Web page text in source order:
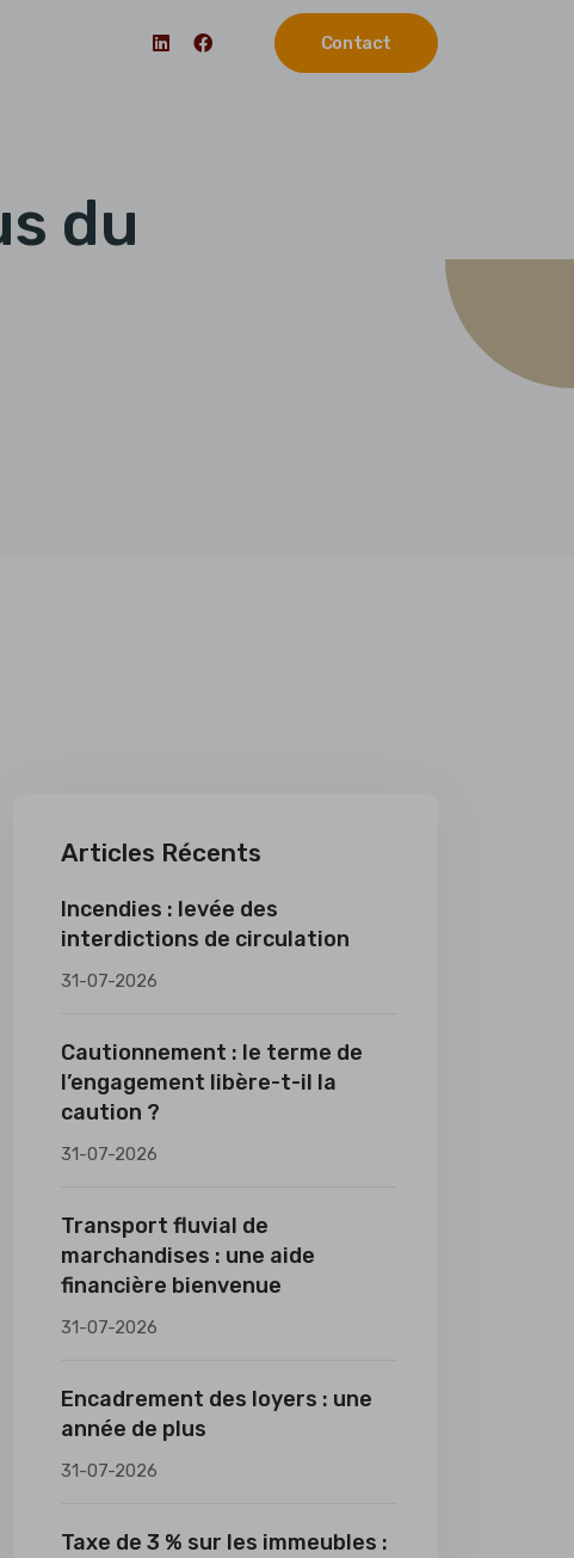
Contact
du
Articles Récents
Incendies : levée des
interdictions de circulation
31-07-2026
Cautionnement : le terme de
l’engagement libère-t-il la
caution ?
31-07-2026
Transport fluvial de
marchandises : une aide
financière bienvenue
31-07-2026
Encadrement des loyers : une
année de plus
31-07-2026
Taxe de 3 % sur les immeubles :